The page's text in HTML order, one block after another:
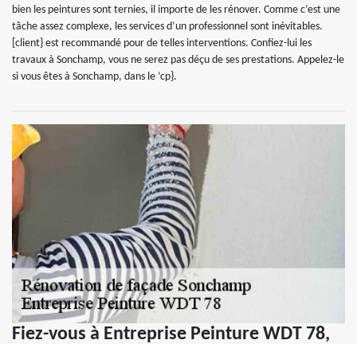
bien les peintures sont ternies, il importe de les rénover. Comme c’est une
tâche assez complexe, les services d’un professionnel sont inévitables.
[client} est recommandé pour de telles interventions. Confiez-lui les
travaux à Sonchamp, vous ne serez pas déçu de ses prestations. Appelez-le
si vous êtes à Sonchamp, dans le ‘cp}.
Fiez-vous à Entreprise Peinture WDT 78,